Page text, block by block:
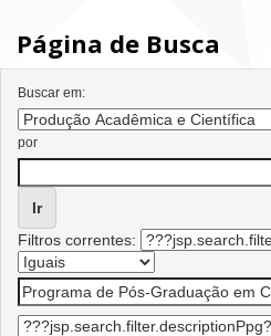
Página de Busca
Buscar em:
por
Filtros correntes: